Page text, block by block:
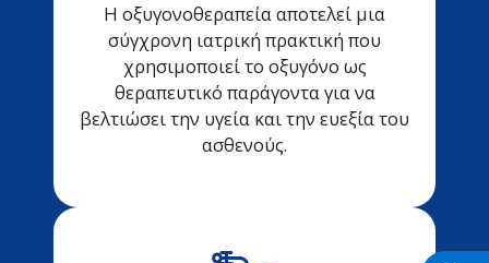
Η οξυγονοθεραπεία αποτελεί μια
σύγχρονη ιατρική πρακτική που
χρησιμοποιεί το οξυγόνο ως
θεραπευτικό παράγοντα για να
βελτιώσει την υγεία και την ευεξία του
ασθενούς.